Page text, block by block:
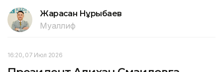
Жарасқан Нұрыбаев
Муаллиф
16:20, 07 Июл 2026